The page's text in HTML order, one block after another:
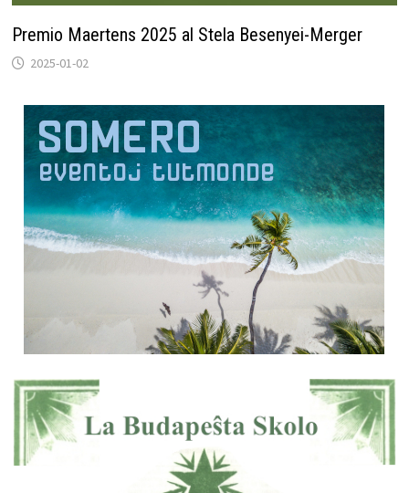
Premio Maertens 2025 al Stela Besenyei-Merger
2025-01-02